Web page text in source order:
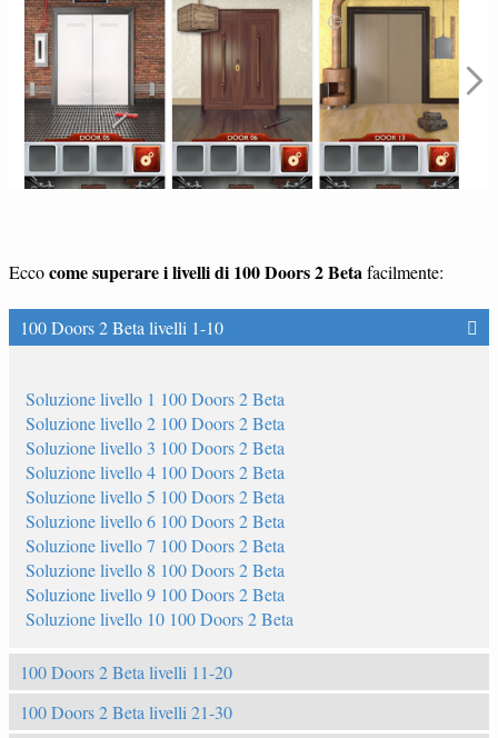
Eccocome superare i livelli di 100 Doors 2 Beta facilmente:
100 Doors 2 Beta livelli 1-10
Soluzione livello 1 100 Doors 2 Beta
Soluzione livello 2 100 Doors 2 Beta
Soluzione livello 3 100 Doors 2 Beta
Soluzione livello 4 100 Doors 2 Beta
Soluzione livello 5 100 Doors 2 Beta
Soluzione livello 6 100 Doors 2 Beta
Soluzione livello 7 100 Doors 2 Beta
Soluzione livello 8 100 Doors 2 Beta
Soluzione livello 9 100 Doors 2 Beta
Soluzione livello 10 100 Doors 2 Beta
100 Doors 2 Beta livelli 11-20
100 Doors 2 Beta livelli 21-30